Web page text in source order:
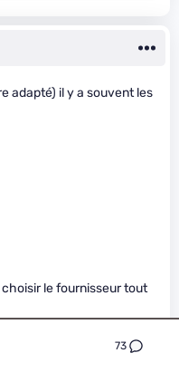
73
adapté) il y a souvent les
le fournisseur tout